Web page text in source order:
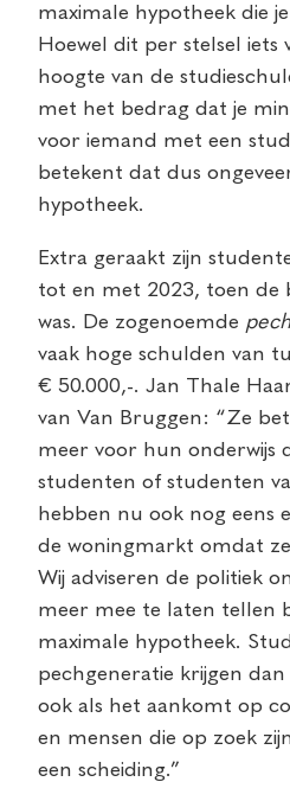
maximale hypotheek die
Hoewel dit per stelsel
hoogte van de
met het bedrag dat je
voor iemand met een
betekent dat dus
hypotheek.
Extra geraakt zijn
tot en met 2023, toen de
was. De zogenoemde
vaak hoge schulden van
€ 50.000,-. Jan Thale
van Van Bruggen: “Ze
meer voor hun onderwijs
studenten of studenten
hebben nu ook nog eens
de woningmarkt omdat
Wij adviseren de politiek
meer mee te Iaten tellen
maximale hypotheek.
pechgeneratie krijgen dan
ook als het aankomt op
en mensen die op zoek
een scheiding.”